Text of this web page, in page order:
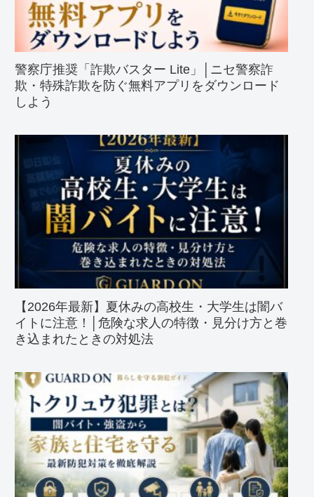
警察庁推奨「詐欺バスター Lite」│ニセ警察詐
欺・特殊詐欺を防ぐ無料アプリをダウンロード
しよう
【2026年最新】夏休みの高校生・大学生は闇バ
イトに注意！│危険な求人の特徴・見分け方と巻
き込まれたときの対処法